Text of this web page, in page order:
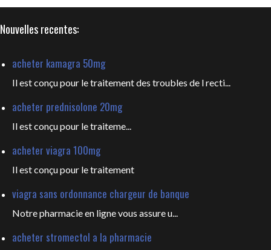
Nouvelles recentes:
acheter kamagra 50mg
Il est conçu pour le traitement des troubles de l recti...
acheter prednisolone 20mg
Il estconçu pour le traiteme...
acheter viagra 100mg
Il estconçu pour le traitement
viagra sans ordonnance chargeur de banque
Notre pharmacie en ligne vous assure u...
acheter stromectol a la pharmacie